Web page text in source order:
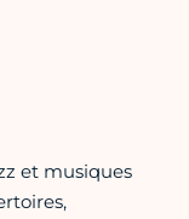
et musiques